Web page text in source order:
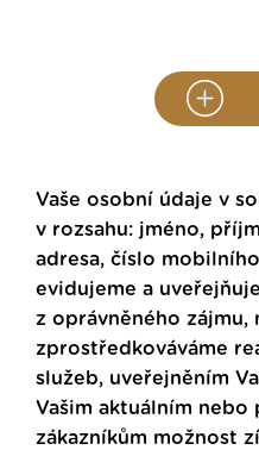
Vaše osobní údaje v
v rozsahu: jméno,
adresa, číslo
evidujeme a
z oprávněného
zprostředkováváme
služeb, uveřejněním
Vašim aktuálním nebo
zákazníkům možnost